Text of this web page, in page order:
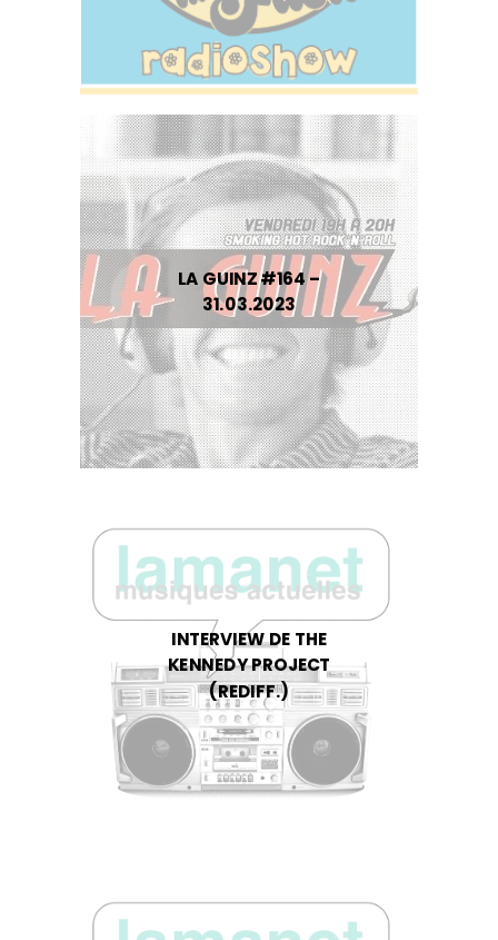
LA GUINZ #164 –
31.03.2023
INTERVIEW DE THE
KENNEDY PROJECT
(REDIFF.)